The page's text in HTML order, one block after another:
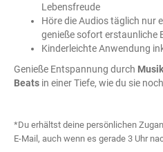
Lebensfreude
Höre die Audios täglich nur
genieße sofort erstaunliche
Kinderleichte Anwendung
Genieße Entspannung durch
Beats in einer Tiefe, wie du sie
*Du erhältst deine persönlichen
E-Mail, auch wenn es gerade 3 Uhr